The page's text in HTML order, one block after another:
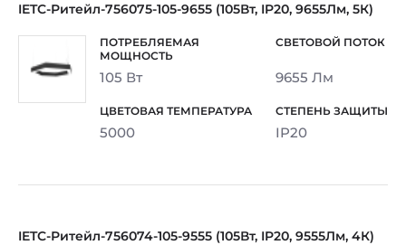
IETC-Ритейл-756075-105-9655 (105Вт, IP20, 9655Лм, 5К)
105 Вт 9655 Лм
5000 IP20
IETC-Ритейл-756074-105-9555 (105Вт, IP20, 9555Лм, 4К)